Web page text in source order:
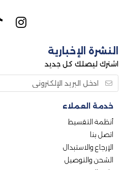
النشرة الإخبارية
اشترك ليصلك كل جديد
خدمة العملاء
أنظمة التقسيط
اتصل بنا
الإرجاع والاستبدال
الشحن والتوصيل